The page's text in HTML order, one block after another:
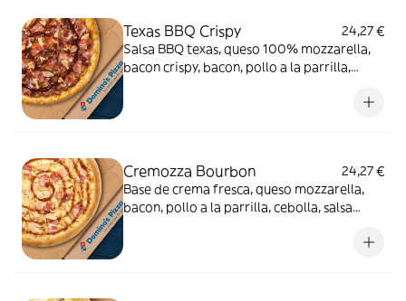
Texas BBQ Crispy
24,27 €
Salsa BBQ texas, queso 100% mozzarella,
bacon crispy, bacon, pollo a la parrilla,
Cremozza Bourbon
24,27 €
Base de crema fresca, queso mozzarella,
bacon, pollo a la parrilla, cebolla, salsa